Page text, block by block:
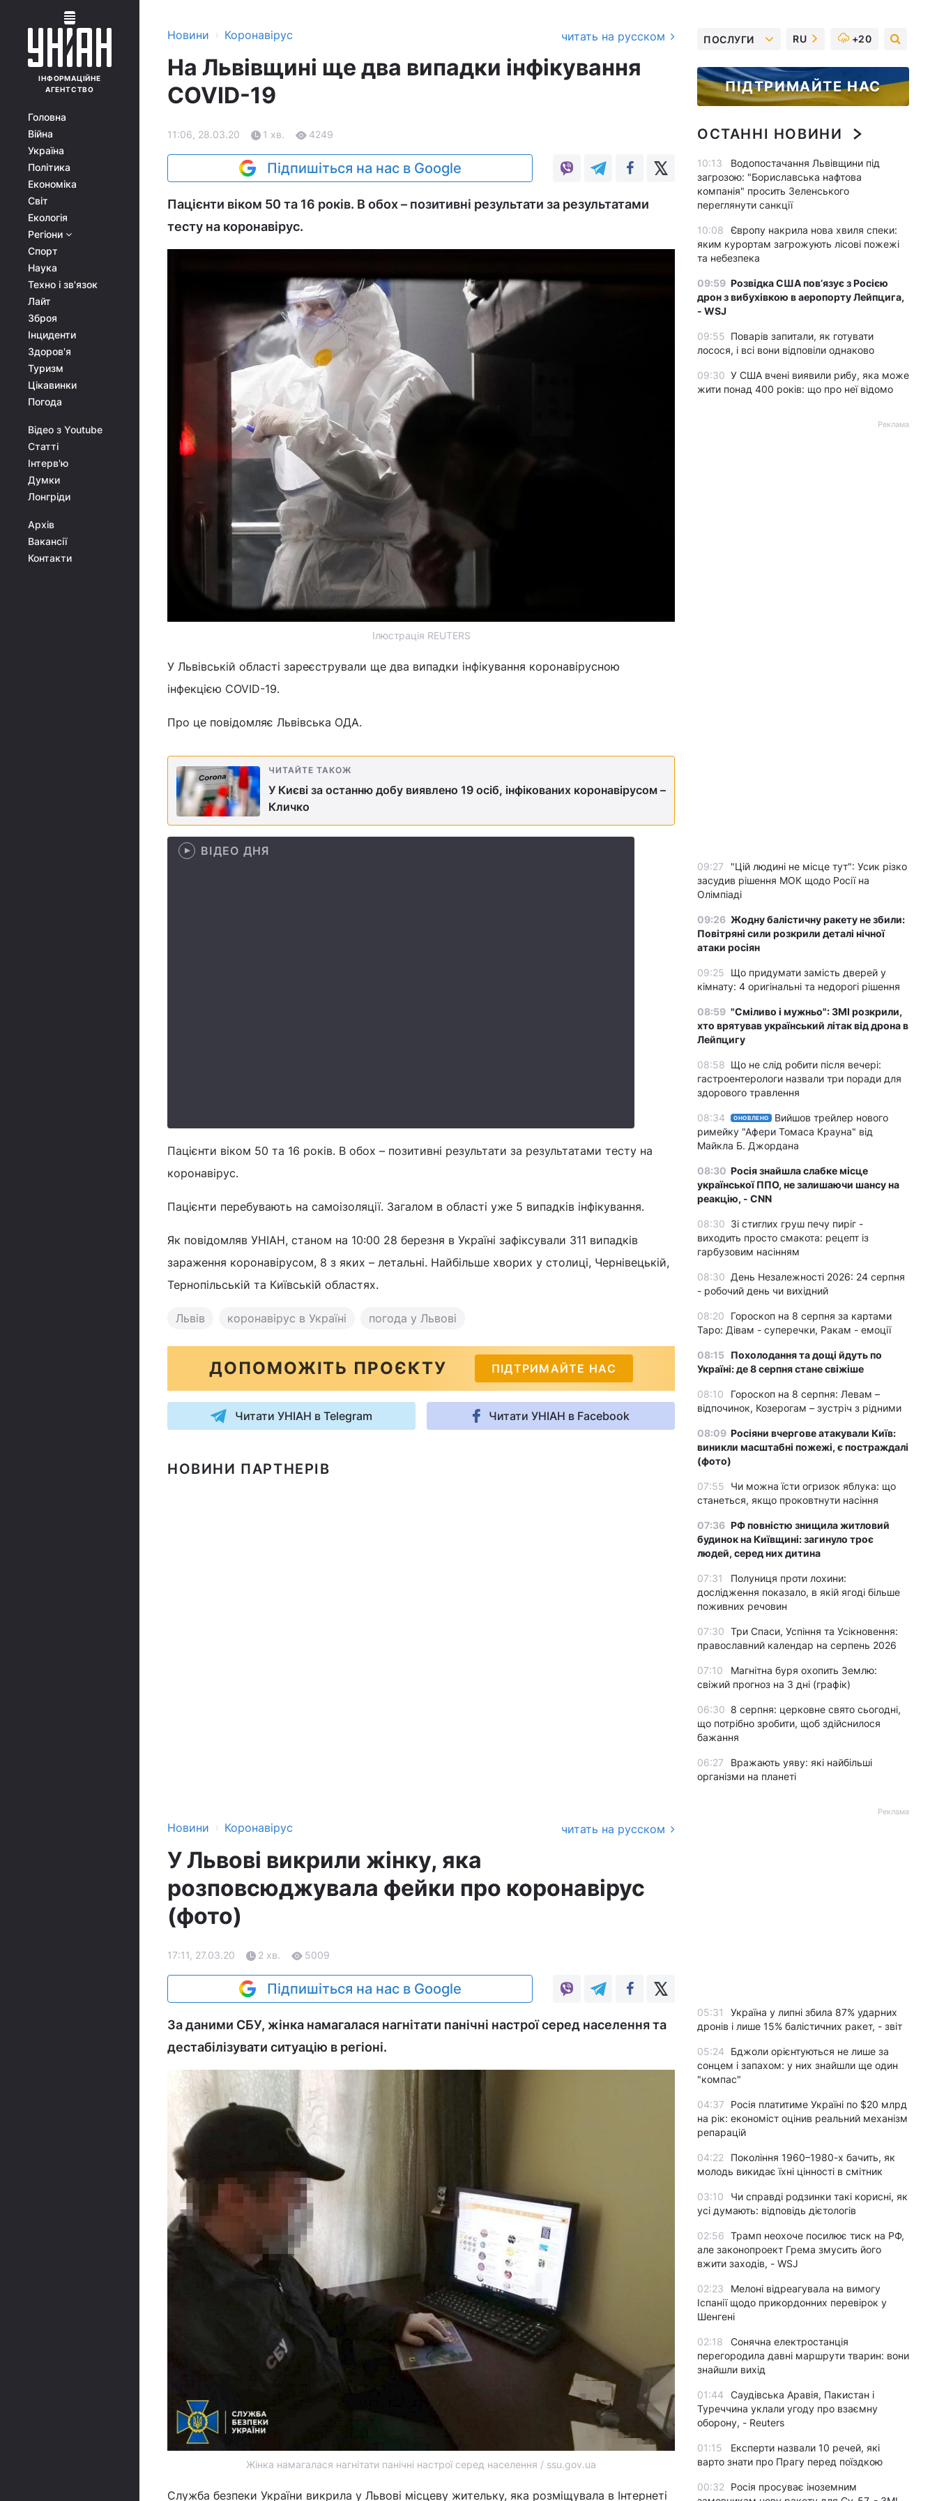
ІНФОРМАЦІЙНЕ
АГЕНТСТВО
Головна
Війна
Україна
Політика
Економіка
Світ
Екологія
Регіони
Спорт
Наука
Техно і зв'язок
Лайт
Зброя
Інциденти
Здоров'я
Туризм
Цікавинки
Погода
Відео з Youtube
Статті
Інтерв'ю
Думки
Лонгріди
Архів
Вакансії
Контакти
Новини › Коронавірус читать на русском
На Львівщині ще два випадки інфікування
COVID-19
11:06, 28.03.20 1 хв. 4249
Підпишіться на нас в Google
Пацієнти віком 50 та 16 років. В обох – позитивні результати за результатами
тесту на коронавірус.
Ілюстрація REUTERS
У Львівській області зареєстрували ще два випадки інфікування коронавірусною
інфекцією COVID-19.
Про це повідомляє Львівська ОДА.
ЧИТАЙТЕ ТАКОЖ
У Києві за останню добу виявлено 19 осіб, інфікованих коронавірусом –
Кличко
ВІДЕО ДНЯ
Пацієнти віком 50 та 16 років. В обох – позитивні результати за результатами тесту на
коронавірус.
Пацієнти перебувають на самоізоляції. Загалом в області уже 5 випадків інфікування.
Як повідомляв УНІАН, станом на 10:00 28 березня в Україні зафіксували 311 випадків
зараження коронавірусом, 8 з яких – летальні. Найбільше хворих у столиці, Чернівецькій,
Тернопільській та Київській областях.
Львів коронавірус в Україні погода у Львові
ДОПОМОЖІТЬ ПРОЄКТУ ПІДТРИМАЙТЕ НАС
Читати УНІАН в Telegram Читати УНІАН в Facebook
НОВИНИ ПАРТНЕРІВ
Новини › Коронавірус читать на русском
У Львові викрили жінку, яка
розповсюджувала фейки про коронавірус
(фото)
17:11, 27.03.20 2 хв. 5009
Підпишіться на нас в Google
За даними СБУ, жінка намагалася нагнітати панічні настрої серед населення та
дестабілізувати ситуацію в регіоні.
Жінка намагалася нагнітати панічні настрої серед населення / ssu.gov.ua
Служба безпеки України викрила у Львові місцеву жительку, яка розміщувала в Інтернеті
ПОСЛУГИ RU +20
ПІДТРИМАЙТЕ НАС
ОСТАННІ НОВИНИ
10:13
Водопостачання Львівщини під
загрозою: "Бориславська нафтова
компанія" просить Зеленського
переглянути санкції
10:08
Європу накрила нова хвиля спеки:
яким курортам загрожують лісові пожежі
та небезпека
09:59 Розвідка США пов’язує з Росією
дрон з вибухівкою в аеропорту Лейпцига,
- WSJ
09:55 Поварів запитали, як готувати
лосося, і всі вони відповіли однаково
09:30 У США вчені виявили рибу, яка може
жити понад 400 років: що про неї відомо
Реклама
09:27
"Цій людині не місце тут": Усик різко
засудив рішення МОК щодо Росії на
Олімпіаді
09:26 Жодну балістичну ракету не збили:
Повітряні сили розкрили деталі нічної
атаки росіян
09:25
Що придумати замість дверей у
кімнату: 4 оригінальні та недорогі рішення
08:59 "Сміливо і мужньо": ЗМІ розкрили,
хто врятував український літак від дрона в
Лейпцигу
08:58 Що не слід робити після вечері:
гастроентерологи назвали три поради для
здорового травлення
08:34 ОНОВЛЕНО
Вийшов трейлер нового
римейку "Афери Томаса Крауна" від
Майкла Б. Джордана
08:30 Росія знайшла слабке місце
української ППО, не залишаючи шансу на
реакцію, - CNN
08:30 Зі стиглих груш печу пиріг -
виходить просто смакота: рецепт із
гарбузовим насінням
08:30 День Незалежності 2026: 24 серпня
- робочий день чи вихідний
08:20
Гороскоп на 8 серпня за картами
Таро: Дівам - суперечки, Ракам - емоції
08:15 Похолодання та дощі йдуть по
Україні: де 8 серпня стане свіжіше
08:10
Гороскоп на 8 серпня: Левам –
відпочинок, Козерогам – зустріч з рідними
08:09 Росіяни вчергове атакували Київ:
виникли масштабні пожежі, є постраждалі
(фото)
07:55
Чи можна їсти огризок яблука: що
станеться, якщо проковтнути насіння
07:36 РФ повністю знищила житловий
будинок на Київщині: загинуло троє
людей, серед них дитина
07:31
Полуниця проти лохини:
дослідження показало, в якій ягоді більше
поживних речовин
07:30 Три Спаси, Успіння та Усікновення:
православний календар на серпень 2026
07:10
Магнітна буря охопить Землю:
свіжий прогноз на 3 дні (графік)
06:30 8 серпня: церковне свято сьогодні,
що потрібно зробити, щоб здійснилося
бажання
06:27
Вражають уяву: які найбільші
організми на планеті
Реклама
05:31
Україна у липні збила 87% ударних
дронів і лише 15% балістичних ракет, - звіт
05:24
Бджоли орієнтуються не лише за
сонцем і запахом: у них знайшли ще один
"компас"
04:37
Росія платитиме Україні по $20 млрд
на рік: економіст оцінив реальний механізм
репарацій
04:22
Покоління 1960–1980-х бачить, як
молодь викидає їхні цінності в смітник
03:10
Чи справді родзинки такі корисні, як
усі думають: відповідь дієтологів
02:56 Трамп неохоче посилює тиск на РФ,
але законопроект Грема змусить його
вжити заходів, - WSJ
02:23
Мелоні відреагувала на вимогу
Іспанії щодо прикордонних перевірок у
Шенгені
02:18
Сонячна електростанція
перегородила давні маршрути тварин: вони
знайшли вихід
01:44
Саудівська Аравія, Пакистан і
Туреччина уклали угоду про взаємну
оборону, - Reuters
01:15
Експерти назвали 10 речей, які
варто знати про Прагу перед поїздкою
00:32
Росія просуває іноземним